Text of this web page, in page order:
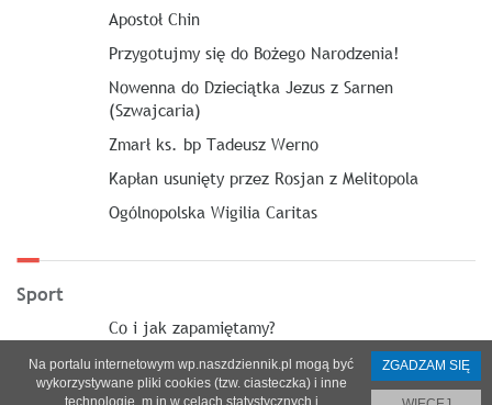
Apostoł Chin
Przygotujmy się do Bożego Narodzenia!
Nowenna do Dzieciątka Jezus z Sarnen
(Szwajcaria)
Zmarł ks. bp Tadeusz Werno
Kapłan usunięty przez Rosjan z Melitopola
Ogólnopolska Wigilia Caritas
Sport
Co i jak zapamiętamy?
Na portalu internetowym wp.naszdziennik.pl mogą być
wykorzystywane pliki cookies (tzw. ciasteczka) i inne
ZGADZAM SIĘ